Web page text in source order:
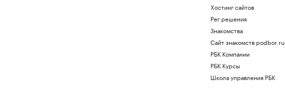
Хостинг сайтов
Рег.решения
Знакомства
Сайт знакомств podbor.ru
РБК Компании
РБК Курсы
Школа управления РБК